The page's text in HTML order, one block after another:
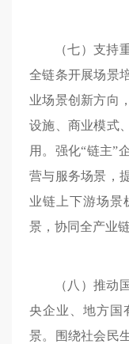
（七）支持
全链条开展场景
业场景创新方向
设施、商业模式
用。强化“链主”
营与服务场景，
业链上下游场景
景，协同全产业
（八）推动
央企业、地方国
景。围绕社会民